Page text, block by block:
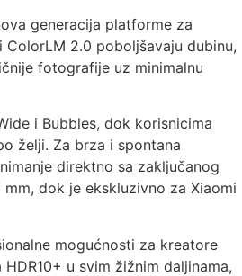
generacija platforme za
2.0 poboljšavaju dubinu,
fotografije uz minimalnu
i Bubbles, dok korisnicima
želji. Za brza i spontana
direktno sa zaključanog
dok je ekskluzivno za Xiaomi
mogućnosti za kreatore
u svim žižnim daljinama,